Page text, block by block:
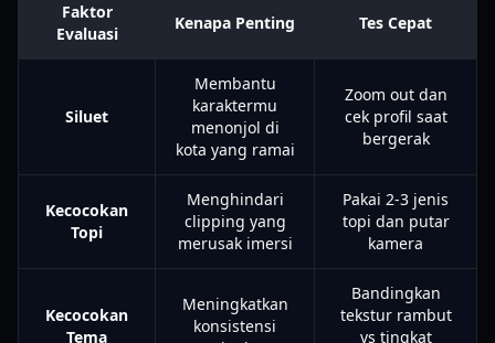
Faktor
Evaluasi
Kenapa Penting Tes Cepat
Siluet
Membantu
karaktermu
menonjol di
kota yang ramai
Zoom out dan
cek profil saat
bergerak
Kecocokan
Topi
Menghindari
clipping yang
merusak imersi
Pakai 2-3 jenis
topi dan putar
kamera
Kecocokan
Tema
Meningkatkan
konsistensi
Bandingkan
tekstur rambut
vs tingkat